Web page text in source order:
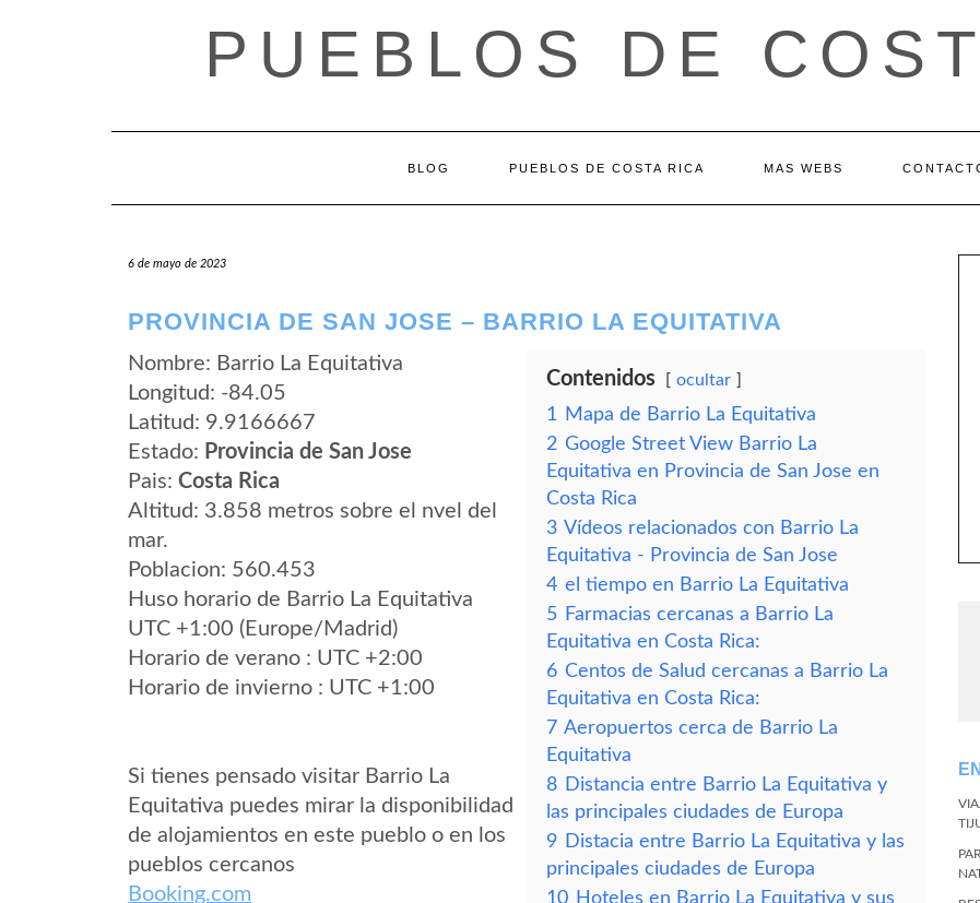
PUEBLOS DE
BLOG PUEBLOS DE COSTA RICA MAS WEBS
6 de mayo de 2023
PROVINCIA DE SAN JOSE – BARRIO LA EQUITATIVA
Nombre: Barrio La Equitativa
Longitud: -84.05
Latitud: 9.9166667
Estado: Provincia de San Jose
Pais: Costa Rica
Altitud: 3.858 metros sobre el nvel del
mar.
Poblacion: 560.453
Huso horario de Barrio La Equitativa
UTC +1:00 (Europe/Madrid)
Horario de verano : UTC +2:00
Horario de invierno : UTC +1:00
Si tienes pensado visitar Barrio La
Equitativa puedes mirar la disponibilidad
de alojamientos en este pueblo o en los
pueblos cercanos
Booking.com
Contenidos ocultar
1
Mapa de Barrio La Equitativa
2 Google Street View Barrio La
Equitativa en Provincia de San Jose en
Costa Rica
3 Vídeos relacionados con Barrio La
Equitativa - Provincia de San Jose
4 el tiempo en Barrio La Equitativa
5 Farmacias cercanas a Barrio La
Equitativa en Costa Rica:
6 Centos de Salud cercanas a Barrio La
Equitativa en Costa Rica:
7 Aeropuertos cerca de Barrio La
Equitativa
8 Distancia entre Barrio La Equitativa y
las principales ciudades de Europa
9 Distacia entre Barrio La Equitativa y las
principales ciudades de Europa
10 Hoteles en Barrio La Equitativa y sus